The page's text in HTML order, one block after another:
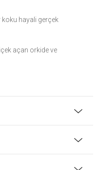
koku hayali gerçek
açan orkide ve